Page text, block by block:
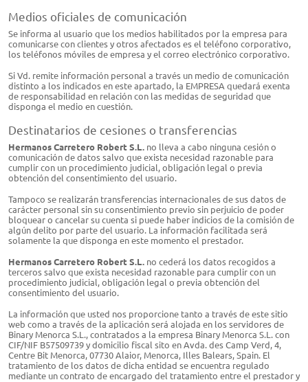
Medios oficiales de comunicación
Se informa al usuario que los medios habilitados por la empresa para
comunicarse con clientes y otros afectados es el teléfono corporativo,
los teléfonos móviles de empresa y el correo electrónico corporativo.
Si Vd. remite información personal a través un medio de comunicación
distinto a los indicados en este apartado, la EMPRESA quedará exenta
de responsabilidad en relación con las medidas de seguridad que
disponga el medio en cuestión.
Destinatarios de cesiones o transferencias
Hermanos Carretero Robert S.L.​​ no lleva a cabo ninguna cesión o
comunicación de datos salvo que exista necesidad razonable para
cumplir con un procedimiento judicial, obligación legal o previa
obtención del consentimiento del usuario.
Tampoco se realizarán transferencias internacionales de sus datos de
carácter personal sin su consentimiento previo sin perjuicio de poder
bloquear o cancelar su cuenta si puede haber indicios de la comisión de
algún delito por parte del usuario. La información facilitada será
solamente la que disponga en este momento el prestador.
Hermanos Carretero Robert S.L.​​ no cederá los datos recogidos a
terceros salvo que exista necesidad razonable para cumplir con un
procedimiento judicial, obligación legal o previa obtención del
consentimiento del usuario.
La información que usted nos proporcione tanto a través de este sitio
web como a través de la aplicación será alojada en los servidores de
Binary Menorca S.L., contratados a la empresa Binary Menorca S.L. con
CIF/NIF B57509739​ y domicilio fiscal sito en Avda. des Camp Verd, 4,
Centre Bit Menorca, 07730 Alaior, Menorca, Illes Balears, Spain. El
tratamiento de los datos de dicha entidad se encuentra regulado
mediante un contrato de encargado del tratamiento entre el prestador y